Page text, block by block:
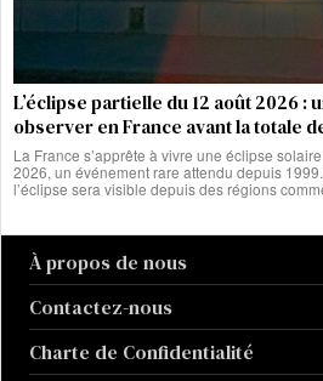
L’éclipse partielle du 12 août 2026 :
observer en France avant la totale
La France s’apprête à vivre une éclipse
2026, un événement rare attendu depuis
l’éclipse sera visible depuis des régions
À propos de nous
Contactez-nous
Charte de Confidentialité